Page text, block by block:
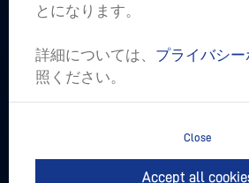
sales01@hanslaser.com
Copyright @2026 Han's Laser Smart
Rights Reserved.
とになります。
詳細については、 プライバシー
照ください。
Close
Accept all